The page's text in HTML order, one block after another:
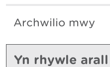
Archwilio mwy
Yn rhywle